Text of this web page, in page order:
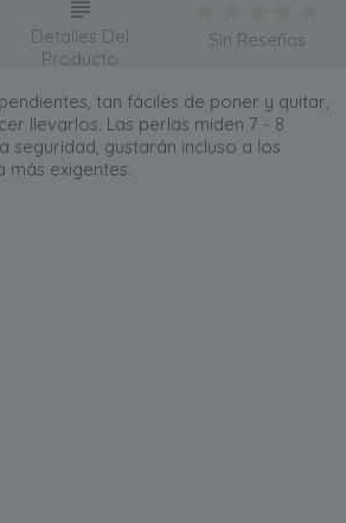
tan fáciles de poner y quitar,
llevarlos. Las perlas miden 7 - 8
seguridad, gustarán incluso a los
más exigentes.
Detalles Del
Producto
Sin Reseñas